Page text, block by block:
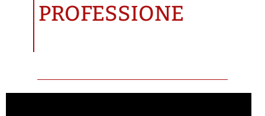
PROFESSIONE